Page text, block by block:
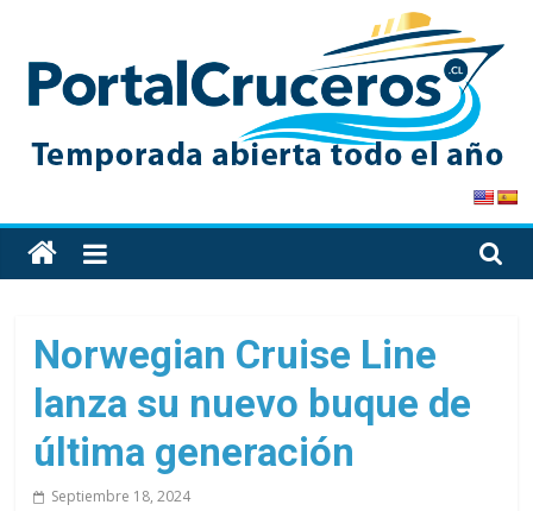
content
PortalCruceros
Toda
la
de
cruceros
un
solo
Norwegian Cruise Line
lanza su nuevo buque de
última generación
Septiembre 18, 2024